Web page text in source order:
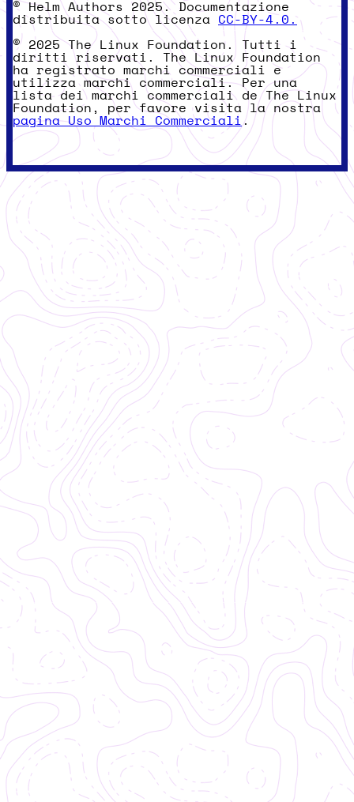
© Helm Authors 2025. Documentazione
distribuita sotto licenza CC-BY-4.0.
© 2025 The Linux Foundation. Tutti i
diritti riservati. The Linux Foundation
ha registrato marchi commerciali e
utilizza marchi commerciali. Per una
lista dei marchi commerciali de The Linux
Foundation, per favore visita la nostra
pagina Uso Marchi Commerciali.